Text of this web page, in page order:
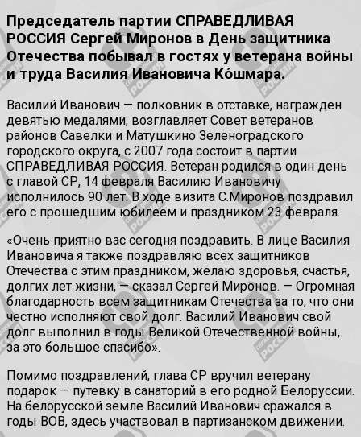
Председатель партии СПРАВЕДЛИВАЯ
РОССИЯ Сергей Миронов в День защитника
Отечества побывал в гостях у ветерана войны
и труда Василия Ивановича Ко́шмара.
Василий Иванович — полковник в отставке, награжден
девятью медалями, возглавляет Совет ветеранов
районов Савелки и Матушкино Зеленоградского
городского округа, с 2007 года состоит в партии
СПРАВЕДЛИВАЯ РОССИЯ. Ветеран родился в один день
с главой СР, 14 февраля Василию Ивановичу
исполнилось 90 лет. В ходе визита С.Миронов поздравил
его с прошедшим юбилеем и праздником 23 февраля.
«Очень приятно вас сегодня поздравить. В лице Василия
Ивановича я также поздравляю всех защитников
Отечества с этим праздником, желаю здоровья, счастья,
долгих лет жизни, — сказал Сергей Миронов. — Огромная
благодарность всем защитникам Отечества за то, что они
честно исполняют свой долг. Василий Иванович свой
долг выполнил в годы Великой Отечественной войны,
за это большое спасибо».
Помимо поздравлений, глава СР вручил ветерану
подарок — путевку в санаторий в его родной Белоруссии.
На белорусской земле Василий Иванович сражался в
годы ВОВ, здесь участвовал в партизанском движении.